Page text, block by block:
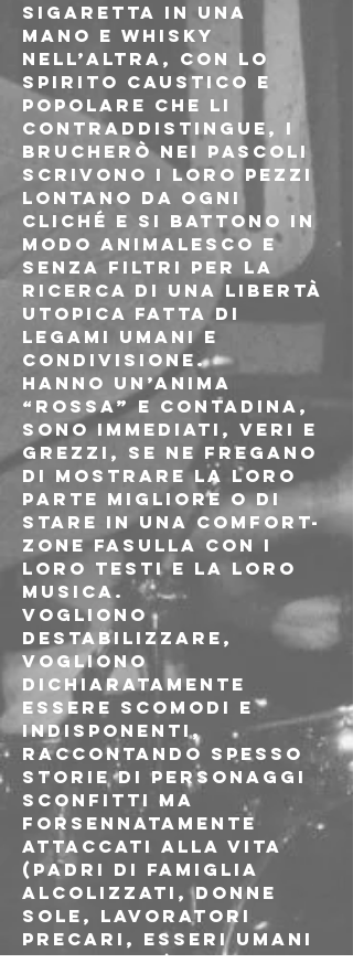
Sigaretta in una
mano e whisky
nell’altra, con lo
spirito caustico e
popolare che li
contraddistingue, i
Brucherò nei pascoli
scrivono i loro pezzi
lontano da ogni
cliché e si battono in
modo animalesco e
senza filtri per la
ricerca di una libertà
utopica fatta di
legami umani e
condivisione.
Hanno un’anima
“rossa” e contadina,
sono immediati, veri e
grezzi, se ne fregano
di mostrare la loro
parte migliore o di
stare in una comfort-
zone fasulla con i
loro testi e la loro
musica.
Vogliono
destabilizzare,
vogliono
dichiaratamente
essere scomodi e
indisponenti,
raccontando spesso
storie di personaggi
sconfitti ma
forsennatamente
attaccati alla vita
(padri di famiglia
alcolizzati, donne
sole, lavoratori
precari, esseri umani
insomma...) e